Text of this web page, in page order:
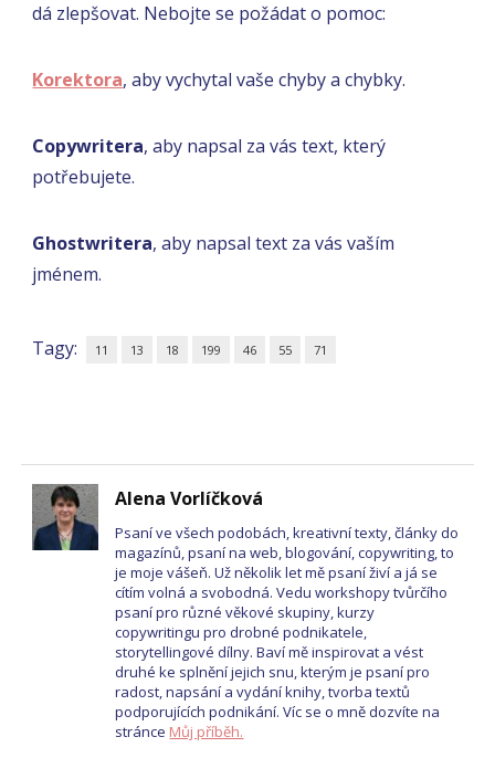
dá zlepšovat. Nebojte se požádat o pomoc:
Korektora, aby vychytal vaše chyby a chybky.
Copywritera, aby napsal za vás text, který
potřebujete.
Ghostwritera, aby napsal text za vás vaším
jménem.
Tagy: 11 13 18 199 46 55 71
Alena Vorlíčková
Psaní ve všech podobách, kreativní texty, články do
magazínů, psaní na web, blogování, copywriting, to
je moje vášeň. Už několik let mě psaní živí a já se
cítím volná a svobodná. Vedu workshopy tvůrčího
psaní pro různé věkové skupiny, kurzy
copywritingu pro drobné podnikatele,
storytellingové dílny. Baví mě inspirovat a vést
druhé ke splnění jejich snu, kterým je psaní pro
radost, napsání a vydání knihy, tvorba textů
podporujících podnikání. Víc se o mně dozvíte na
stránce Můj příběh.